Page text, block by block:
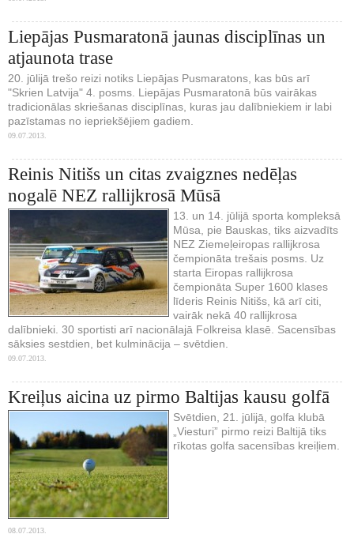
Liepājas Pusmaratonā jaunas disciplīnas un
atjaunota trase
20. jūlijā trešo reizi notiks Liepājas Pusmaratons, kas būs arī
"Skrien Latvija" 4. posms. Liepājas Pusmaratonā būs vairākas
tradicionālas skriešanas disciplīnas, kuras jau dalībniekiem ir labi
pazīstamas no iepriekšējiem gadiem.
09.07.2013.
Reinis Nitišs un citas zvaigznes nedēļas
nogalē NEZ rallijkrosā Mūsā
13. un 14. jūlijā sporta kompleksā
Mūsa, pie Bauskas, tiks aizvadīts
NEZ Ziemeļeiropas rallijkrosa
čempionāta trešais posms. Uz
starta Eiropas rallijkrosa
čempionāta Super 1600 klases
līderis Reinis Nitišs, kā arī citi,
vairāk nekā 40 rallijkrosa
dalībnieki. 30 sportisti arī nacionālajā Folkreisa klasē. Sacensības
sāksies sestdien, bet kulminācija – svētdien.
09.07.2013.
Kreiļus aicina uz pirmo Baltijas kausu golfā
Svētdien, 21. jūlijā, golfa klubā
„Viesturi” pirmo reizi Baltijā tiks
rīkotas golfa sacensības kreiļiem.
08.07.2013.